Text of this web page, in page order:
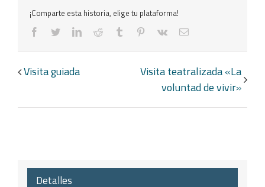
¡Comparte esta historia, elige tu plataforma!
facebooktwitterlinkedinreddit tumblr pinterest
vk
Correo
Navegación
Visita guiada
Visita teatralizada «La
voluntad de vivir»
Detalles